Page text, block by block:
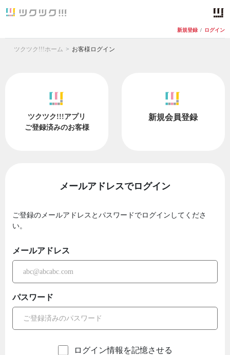
新規登録 / ログイン
ツクツク!!!ホーム お客様ログイン
ツクツク!!!アプリ
ご登録済みのお客様
新規会員登録
メールアドレスでログイン
ご登録のメールアドレスとパスワードでログインしてくださ
い。
メールアドレス
パスワード
ログイン情報を記憶させる